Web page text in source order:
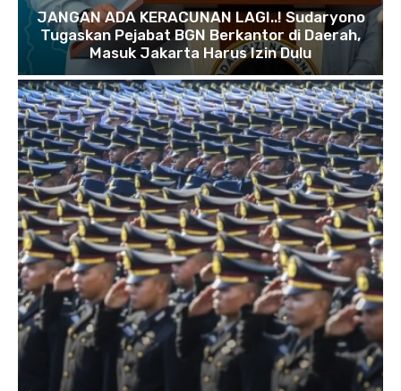
JANGAN ADA KERACUNAN LAGI..! Sudaryono
Tugaskan Pejabat BGN Berkantor di Daerah,
Masuk Jakarta Harus Izin Dulu